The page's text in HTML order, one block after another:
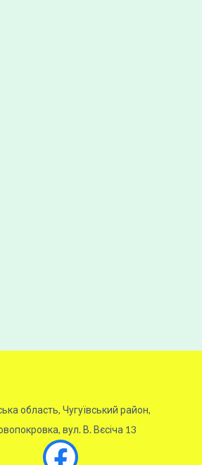
область, Чугуївський район,
вул. В. Вєсіча 13
Facebook